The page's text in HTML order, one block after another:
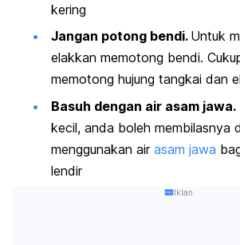
kering
Jangan potong bendi. Untuk
elakkan memotong bendi.
memotong hujung tangkai dan
Basuh dengan air asam jawa.
kecil, anda boleh membilasnya
menggunakan air asam jawa
lendir
Iklan